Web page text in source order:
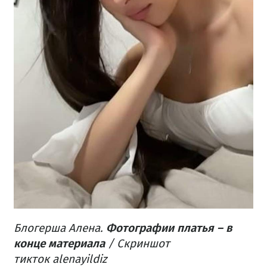
Блогерша Алена. Фотографии платья – в
конце материала/ Скриншот
тикток alenayildiz